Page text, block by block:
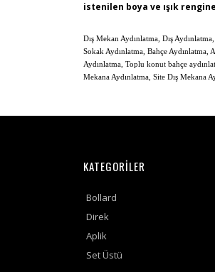
istenilen boya ve ışık
Dış Mekan Aydınlatma, Dış
Sokak Aydınlatma, Bahçe Aydınlatma,
Aydınlatma, Toplu konut bahçe
Mekana Aydınlatma, Site Dış Mekana
KATEGORİLER
Bollard
Direk
Aplik
Set Üstü